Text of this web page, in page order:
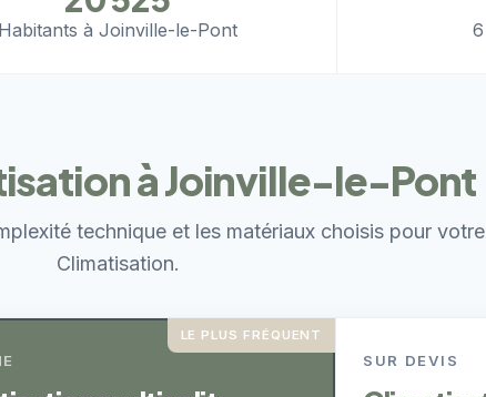
Habitants à Joinville-le-Pont
à Joinville-le-Pont
technique et les matériaux choisis pour votre
Climatisation.
LE PLUS FRÉQUENT
SUR DEVIS